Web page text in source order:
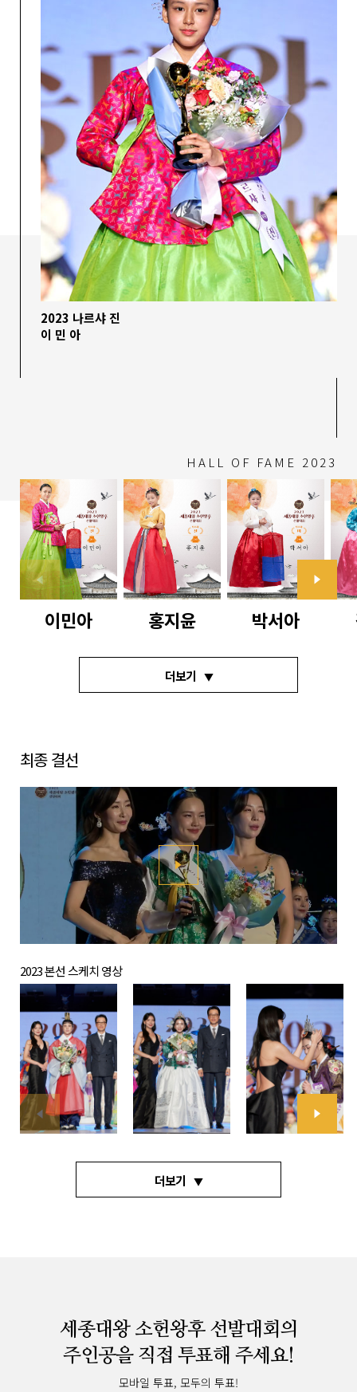
2023 나르샤 진
이 민 아
HALL OF FAME 2023
이민아 홍지윤 박서아
더보기
최종 결선
2023 본선 스케치 영상
더보기
세종대왕 소헌왕후 선발대회의
주인공을 직접 투표해 주세요!
모바일 투표, 모두의 투표!